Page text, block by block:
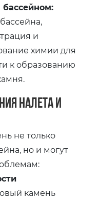
и
химии для
к образованию
налета и
не только
но и могут
камень